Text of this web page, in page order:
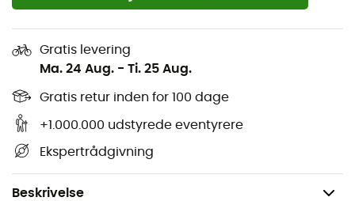
Gratis levering
Ma. 24 Aug. - Ti. 25 Aug.
Gratis retur inden for 100 dage
+1.000.000 udstyrede eventyrere
Ekspertrådgivning
Beskrivelse
Vandafvisende lynlås foran med indvendig
Snøre i taljen med enhåndsjusteringssystem
Justerbare manchetter
Monteret, rullbar og breddejusterbar hætte
Reflekterende elementer
Vægt: 335 g